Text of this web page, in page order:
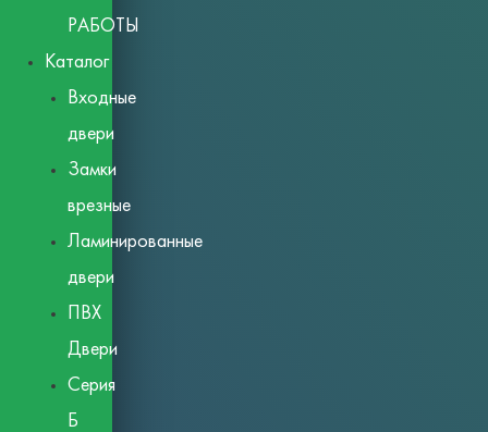
РАБОТЫ
Каталог
Входные
двери
Замки
врезные
Ламинированные
двери
ПВХ
Двери
Серия
Б